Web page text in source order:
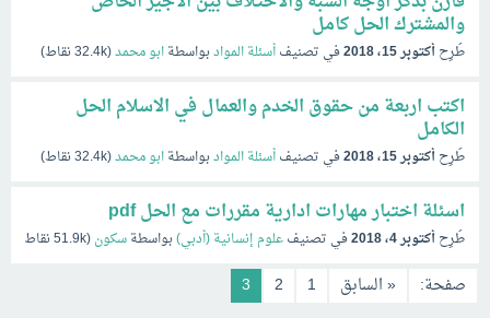
والمشترك الحل كامل
طُرِحأكتوبر 15، 2018 في تصنيفأسئلة الموادبواسطةابو محمد(
32.4kنقاط)
اكتب اربعة من حقوق الخدم والعمال في الاسلام الحل
الكامل
طُرِحأكتوبر 15، 2018 في تصنيفأسئلة الموادبواسطةابو محمد(
32.4kنقاط)
اسئلة اختبار مهارات ادارية مقررات مع الحل pdf
طُرِحأكتوبر 4، 2018 في تصنيفعلوم إنسانية (أدبي)بواسطةسكون(
51.9kنقاط)
صفحة: « السابق 1
2
3